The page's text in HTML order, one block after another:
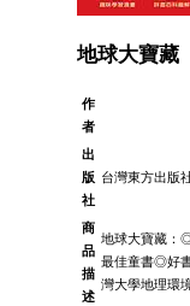
地球大寶藏
作
者
出
版
社
台灣東方出版
商
品
描
述
地球大寶藏：
最佳童書◎好
灣大學地理環